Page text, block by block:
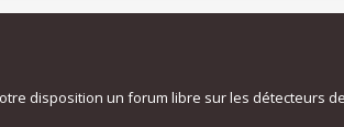
disposition un forum libre sur les détecteurs